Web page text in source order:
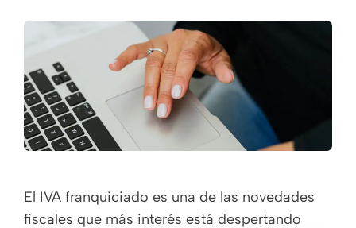
El IVA franquiciado es una de las novedades
fiscales que más interés está despertando